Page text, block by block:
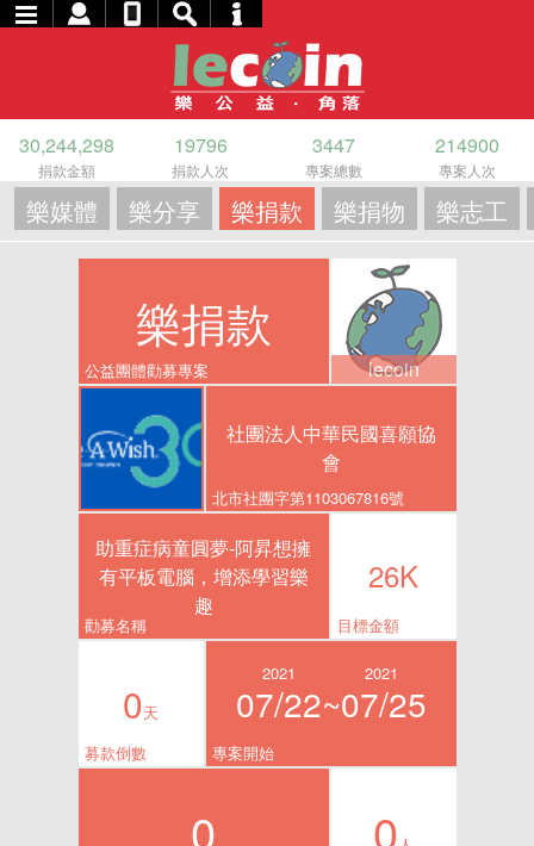
30,244,298
捐款金額
19796
捐款人次
3447
專案總數
214900
專案人次
樂媒體 樂分享 樂捐款 樂捐物 樂志工
樂捐款
公益團體勸募專案 lecoin
社團法人中華民國喜願協
會
北市社團字第1103067816號
助重症病童圓夢-阿昇想擁
有平板電腦，增添學習樂
趣
勸募名稱
26K
目標金額
0天
募款倒數
2021
07/22~
2021
07/25
專案開始
0 0